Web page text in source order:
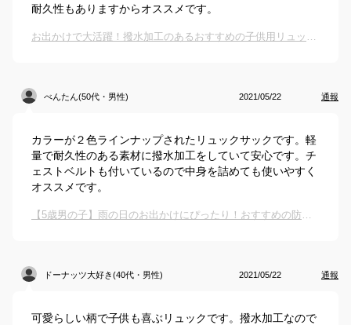
耐久性もありますからオススメです。
お出かけで大活躍！撥水加工のあるおすすめの子供用リュックは？
べんたん(50代・男性) 2021/05/22 通報
カラーが２色ラインナップされたリュックサックです。軽
量で耐久性のある素材に撥水加工をしていて安心です。チ
ェストベルトも付いているので中身を詰めても使いやすく
オススメです。
【5歳男の子】雨の日のお出かけにぴったり！おすすめの防水素材のリュックは？
ドーナッツ大好き(40代・男性) 2021/05/22 通報
可愛らしい柄で子供も喜ぶリュックです。撥水加工なので